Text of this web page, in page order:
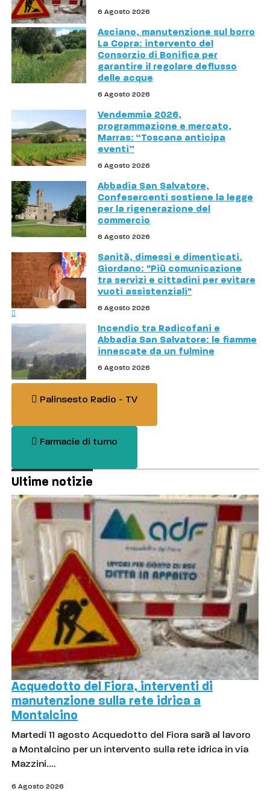
6 Agosto 2026
Asciano, manutenzione sul borro
La Copra: intervento del
Consorzio di Bonifica per
garantire il regolare deflusso
delle acque
6 Agosto 2026
Vendemmia 2026,
programmazione e mercato,
Marras: “Toscana anticipa
eventi”
6 Agosto 2026
Abbadia San Salvatore,
Confesercenti sostiene la legge
per la rigenerazione del
commercio
6 Agosto 2026
Sanità, dimessi e dimenticati.
Giordano: "Più comunicazione
tra servizi e cittadini per evitare
vuoti assistenziali"
6 Agosto 2026
Incendio tra Radicofani e
Abbadia San Salvatore: le fiamme
innescate da un fulmine
6 Agosto 2026
Palinsesto Radio - TV
Farmacie di turno
Ultime notizie
Acquedotto del Fiora, interventi di
manutenzione sulla rete idrica a
Montalcino
Martedì 11 agosto Acquedotto del Fiora sarà al lavoro
a Montalcino per un intervento sulla rete idrica in via
Mazzini.…
6 Agosto 2026